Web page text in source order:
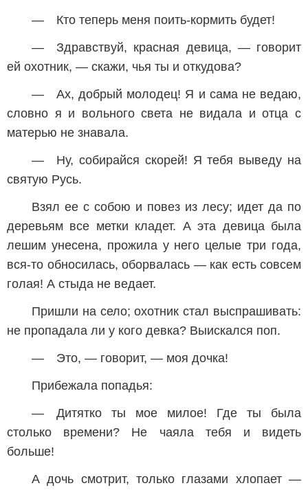
— Кто теперь меня поить-кормить будет!
— Здравствуй, красная девица, — говорит
ей охотник, — скажи, чья ты и откудова?
— Ах, добрый молодец! Я и сама не ведаю,
словно я и вольного света не видала и отца с
матерью не знавала.
— Ну, собирайся скорей! Я тебя выведу на
святую Русь.
Взял ее с собою и повез из лесу; идет да по
деревьям все метки кладет. А эта девица была
лешим унесена, прожила у него целые три года,
вся-то обносилась, оборвалась — как есть совсем
голая! А стыда не ведает.
Пришли на село; охотник стал выспрашивать:
не пропадала ли у кого девка? Выискался поп.
— Это, — говорит, — моя дочка!
Прибежала попадья:
— Дитятко ты мое милое! Где ты была
столько времени? Не чаяла тебя и видеть
больше!
А дочь смотрит, только глазами хлопает —